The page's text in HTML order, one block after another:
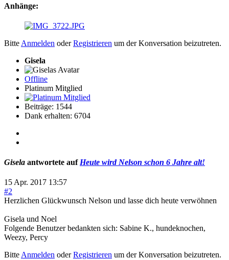
Anhänge:
Bitte Anmelden oderRegistrieren um der Konversation beizutreten.
Gisela
Offline
Platinum Mitglied
Beiträge: 1544
Dank erhalten: 6704
Gisela antwortete auf Heute wird Nelson schon 6 Jahre alt!
15 Apr. 2017 13:57
#2
Herzlichen Glückwunsch Nelson und lasse dich heute verwöhnen
Gisela und Noel
Folgende Benutzer bedankten sich: Sabine K., hundeknochen,
Weezy, Percy
BitteAnmelden oderRegistrieren um der Konversation beizutreten.